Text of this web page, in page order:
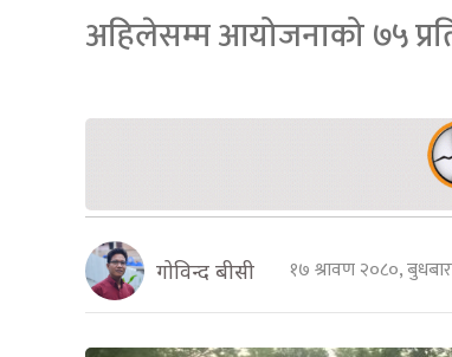
अहिलेसम्म आयोजनाको ७५
गोविन्द बीसी १७ श्रावण २०८०, बुधबार